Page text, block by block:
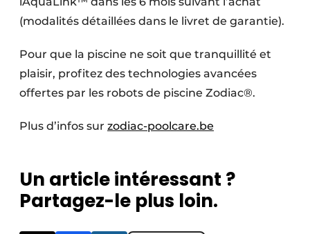
(modalités détaillées dans le livret de garantie).
Pour que la piscine ne soit que tranquillité et
plaisir, profitez des technologies avancées
offertes par les robots de piscine Zodiac®.
Plus d’infos sur zodiac-poolcare.be
Un article intéressant ?
Partagez-le plus loin.